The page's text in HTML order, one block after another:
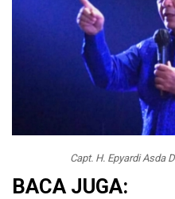
Capt. H. Epyardi Asda
BACA JUGA: